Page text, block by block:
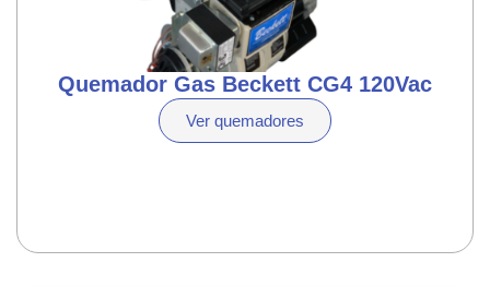
Quemador Gas Beckett CG4 120Vac
Ver quemadores